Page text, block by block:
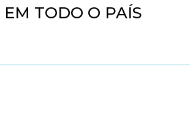
TODO O PAÍS